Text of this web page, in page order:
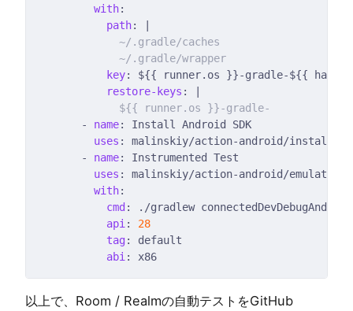
with
path: |
            ~/.gradle/wrapper
key
restore-keys : |
            ${{ runner.os }}-gradle-
      -
name
uses
      -
name
uses
with
cmd
api: 28
tag
abi
以上で、Room / Realmの自動テストをGitHub